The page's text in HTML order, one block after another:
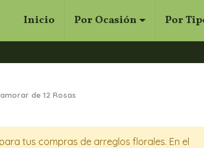
Inicio Por Ocasión Por
Cerrar
Buscar
de 12 Rosas
tus compras de arreglos florales. En el